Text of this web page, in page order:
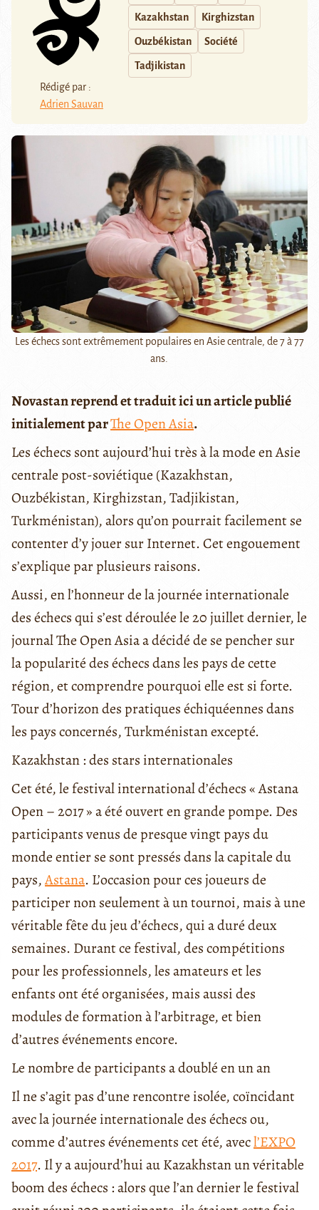
Rédigé par :
Adrien Sauvan
Kazakhstan Kirghizstan
Ouzbékistan Société
Tadjikistan
Les échecs sont extrêmement populaires en Asie centrale, de 7 à 77
ans.
Novastan reprend et traduit ici un article publié
initialement parThe Open Asia.
Les échecs sont aujourd’hui très à la mode en Asie
centrale post-soviétique (Kazakhstan,
Ouzbékistan, Kirghizstan, Tadjikistan,
Turkménistan), alors qu’on pourrait facilement se
contenter d’y jouer sur Internet. Cet engouement
s’explique par plusieurs raisons.
Aussi, en l’honneur de la journée internationale
des échecs qui s’est déroulée le 20 juillet dernier, le
journal The Open Asia a décidé de se pencher sur
la popularité des échecs dans les pays de cette
région, et comprendre pourquoi elle est si forte.
Tour d’horizon des pratiques échiquéennes dans
les pays concernés, Turkménistan excepté.
Kazakhstan : des stars internationales
Cet été, le festival international d’échecs « Astana
Open – 2017 » a été ouvert en grande pompe. Des
participants venus de presque vingt pays du
monde entier se sont pressés dans la capitale du
pays,Astana. L’occasion pour ces joueurs de
participer non seulement à un tournoi, mais à une
véritable fête du jeu d’échecs, qui a duré deux
semaines. Durant ce festival, des compétitions
pour les professionnels, les amateurs et les
enfants ont été organisées, mais aussi des
modules de formation à l’arbitrage, et bien
d’autres événements encore.
Le nombre de participants a doublé en un an
Il ne s’agit pas d’une rencontre isolée, coïncidant
avec la journée internationale des échecs ou,
comme d’autres événements cet été, avecl’EXPO
2017. Il y a aujourd’hui au Kazakhstan un véritable
boom des échecs : alors que l’an dernier le festival